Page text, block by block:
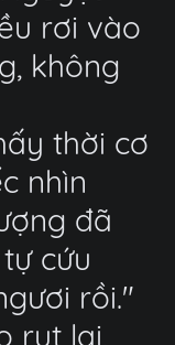
rơi vào
không
thời cơ
nhìn
đã
cứu
rồi."
rụt lại,